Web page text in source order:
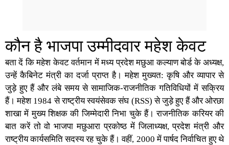
कौन है भाजपा उम्मीदवार महेश केवट
बता दें कि महेश केवट वर्तमान में मध्य प्रदेश मछुआ कल्याण बोर्ड के अध्यक्ष,
उन्हें कैबिनेट मंत्री का दर्जा प्राप्त है। महेश मुख्यत: कृषि और व्यापार से
जुड़े हुए हैं और लंबे समय से सामाजिक-राजनीतिक गतिविधियों में सक्रिय
हैं। महेश 1984 से राष्ट्रीय स्वयंसेवक संघ (RSS) से जुड़े हुए हैं और ओरछा
शाखा में मुख्य शिक्षक की जिम्मेदारी निभा चुके हैं। राजनीतिक करियर की
बात करें तो वो भाजपा मछुआरा प्रकोष्ठ में जिलाध्यक्ष, प्रदेश मंत्री और
राष्ट्रीय कार्यसमिति सदस्य रह चुके हैं। वहीं, 2000 में पार्षद निर्वाचित हुए थे